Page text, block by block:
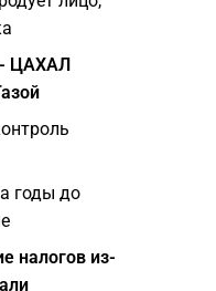
- ЦАХАЛ
годы до
налогов из-